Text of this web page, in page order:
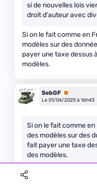
si de nouvelles lois
droit d'auteur avec
Si on le fait comme en
modèles sur des
payer une taxe dessus
modèles.
SebGF Premium
Le 01/04/2025 à 16h43
Si on le fait comme
des modèles sur des
fait payer une taxe
des modèles.
De quoi tu parles ?